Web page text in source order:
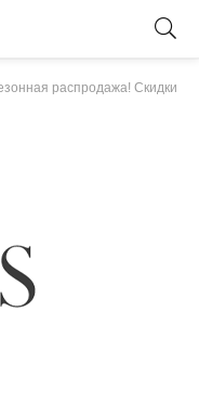
распродажа! Скидки